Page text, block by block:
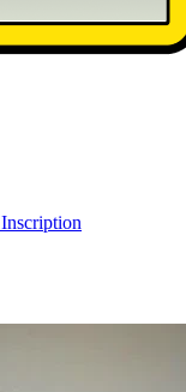
Inscription